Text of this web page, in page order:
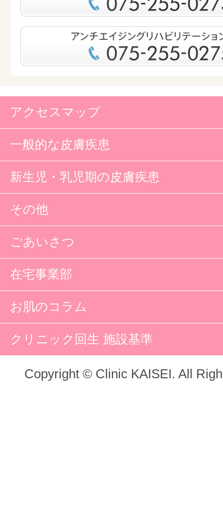
アクセスマップ
一般的な皮膚疾患
新生児・乳児期の皮膚疾患
その他
ごあいさつ
在宅事業部
お肌のコラム
クリニック回生 施設基準
Copyright © Clinic KAISEI. All